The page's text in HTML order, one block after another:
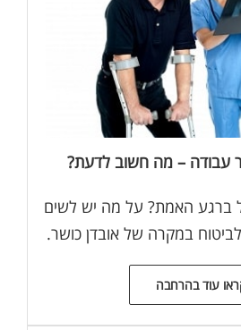
עבודה – מה חשוב לדעת?
ברגע האמת? על מה יש לשים
במקרה של אובדן כושר.
עוד בהרחבה